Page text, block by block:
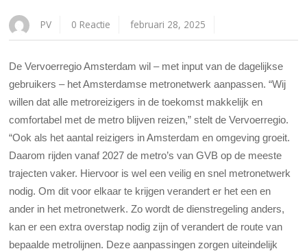
PV 0 Reactie februari 28, 2025
De Vervoerregio Amsterdam wil – met input van de dagelijkse
gebruikers – het Amsterdamse metronetwerk aanpassen. “Wij
willen dat alle metroreizigers in de toekomst makkelijk en
comfortabel met de metro blijven reizen,” stelt de Vervoerregio.
“Ook als het aantal reizigers in Amsterdam en omgeving groeit.
Daarom rijden vanaf 2027 de metro’s van GVB op de meeste
trajecten vaker. Hiervoor is wel een veilig en snel metronetwerk
nodig. Om dit voor elkaar te krijgen verandert er het een en
ander in het metronetwerk. Zo wordt de dienstregeling anders,
kan er een extra overstap nodig zijn of verandert de route van
bepaalde metrolijnen. Deze aanpassingen zorgen uiteindelijk